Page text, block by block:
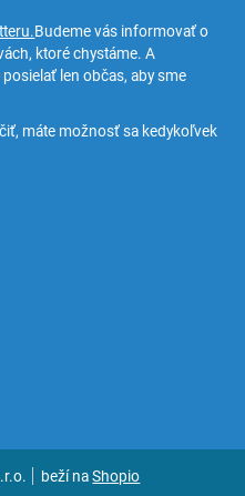
Budeme vás informovať o
ktoré chystáme. A
len občas, aby sme
máte možnosť sa kedykoľvek
beží naShopio